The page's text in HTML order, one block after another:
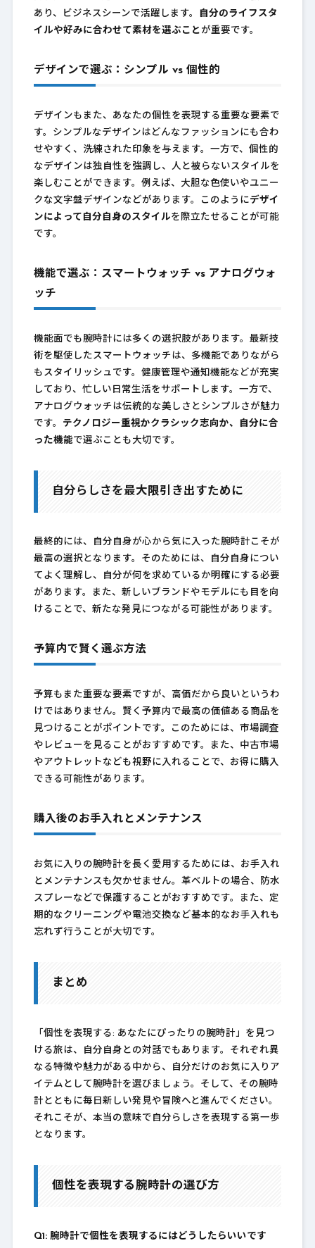
あり、ビジネスシーンで活躍します。
自分のライフスタ
イルや好みに合わせて素材を選ぶこと が重要です。
デザインで選ぶ：シンプル vs 個性的
デザインもまた、あなたの個性を表現する重要な要素で
す。シンプルなデザインはどんなファッションにも合わ
せやすく、洗練された印象を与えます。一方で、個性的
なデザインは独自性を強調し、人と被らないスタイルを
楽しむことができます。例えば、大胆な色使いやユニー
クな文字盤デザインなどがあります。このようにデザイ
ンによって自分自身のスタイルを際立たせることが可能
です。
機能で選ぶ：スマートウォッチ vs アナログウォ
ッチ
機能面でも腕時計には多くの選択肢があります。最新技
術を駆使したスマートウォッチは、多機能でありながら
もスタイリッシュです。健康管理や通知機能などが充実
しており、忙しい日常生活をサポートします。一方で、
アナログウォッチは伝統的な美しさとシンプルさが魅力
です。 テクノロジー重視かクラシック志向か、自分に合
った機能で選ぶことも大切です。
自分らしさを最大限引き出すために
最終的には、自分自身が心から気に入った腕時計こそが
最高の選択となります。そのためには、自分自身につい
てよく理解し、自分が何を求めているか明確にする必要
があります。また、新しいブランドやモデルにも目を向
けることで、新たな発見につながる可能性があります。
予算内で賢く選ぶ方法
予算もまた重要な要素ですが、高価だから良いというわ
けではありません。賢く予算内で最高の価値ある商品を
見つけることがポイントです。このためには、市場調査
やレビューを見ることがおすすめです。また、中古市場
やアウトレットなども視野に入れることで、お得に購入
できる可能性があります。
購入後のお手入れとメンテナンス
お気に入りの腕時計を長く愛用するためには、お手入れ
とメンテナンスも欠かせません。革ベルトの場合、防水
スプレーなどで保護することがおすすめです。また、定
期的なクリーニングや電池交換など基本的なお手入れも
忘れず行うことが大切です。
まとめ
「個性を表現する: あなたにぴったりの腕時計」を見つ
ける旅は、自分自身との対話でもあります。それぞれ異
なる特徴や魅力がある中から、自分だけのお気に入りア
イテムとして腕時計を選びましょう。そして、その腕時
計とともに毎日新しい発見や冒険へと進んでください。
それこそが、本当の意味で自分らしさを表現する第一歩
となります。
個性を表現する腕時計の選び方
Q1: 腕時計で個性を表現するにはどうしたらいいです